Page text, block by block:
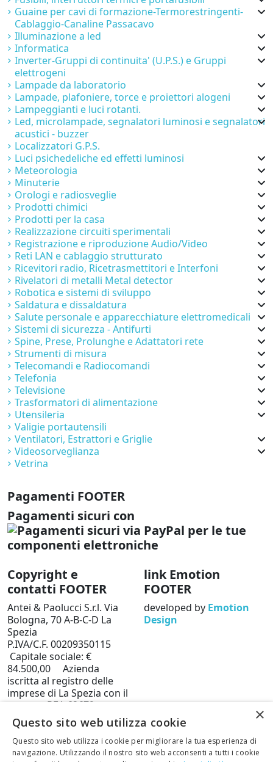
Guaine per cavi di formazione-Termorestringenti-
Cablaggio-Canaline Passacavo
Illuminazione a led
Informatica
Inverter-Gruppi di continuita' (U.P.S.) e Gruppi
elettrogeni
Lampade da laboratorio
Lampade, plafoniere, torce e proiettori alogeni
Lampeggianti e luci rotanti.
Led, microlampade, segnalatori luminosi e segnalatori
acustici - buzzer
Localizzatori G.P.S.
Luci psichedeliche ed effetti luminosi
Meteorologia
Minuterie
Orologi e radiosveglie
Prodotti chimici
Prodotti per la casa
Realizzazione circuiti sperimentali
Registrazione e riproduzione Audio/Video
Reti LAN e cablaggio strutturato
Ricevitori radio, Ricetrasmettitori e Interfoni
Rivelatori di metalli Metal detector
Robotica e sistemi di sviluppo
Saldatura e dissaldatura
Salute personale e apparecchiature elettromedicali
Sistemi di sicurezza - Antifurti
Spine, Prese, Prolunghe e Adattatori rete
Strumenti di misura
Telecomandi e Radiocomandi
Telefonia
Televisione
Trasformatori di alimentazione
Utensileria
Valigie portautensili
Ventilatori, Estrattori e Griglie
Videosorveglianza
Vetrina
Pagamenti FOOTER
Pagamenti sicuri con
Copyright e
contatti FOOTER
Antei & Paolucci S.r.l. Via
Bologna, 70 A-B-C-D La
Spezia
P.IVA/C.F. 00209350115
Capitale sociale: €
84.500,00 Azienda
iscritta al registro delle
imprese di La Spezia con il
numero REA 62679
Privacy policy
Cookie
Policy
Telefono: 0187 502359
link Emotion
FOOTER
developed by Emotion
Design
×
Questo sito web utilizza cookie
Questo sito web utilizza i cookie per migliorare la tua esperienza di
navigazione. Utilizzando il nostro sito web acconsenti a tutti i cookie